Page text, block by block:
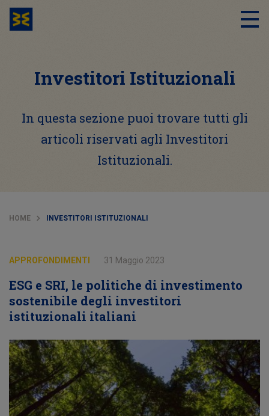
Investitori Istituzionali
In questa sezione puoi trovare tutti gli
articoli riservati agli Investitori
Istituzionali.
HOME INVESTITORI ISTITUZIONALI
APPROFONDIMENTI 31 Maggio 2023
ESG e SRI, le politiche di investimento
sostenibile degli investitori
istituzionali italiani